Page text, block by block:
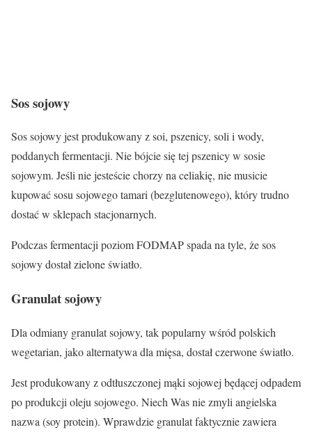
Sos sojowy
Sos sojowy jest produkowany z soi, pszenicy, soli i wody,
poddanych fermentacji. Nie bójcie się tej pszenicy w sosie
sojowym. Jeśli nie jesteście chorzy na celiakię, nie musicie
kupować sosu sojowego tamari (bezglutenowego), który trudno
dostać w sklepach stacjonarnych.
Podczas fermentacji poziom FODMAP spada na tyle, żesos
sojowydostał zielone światło.
Granulat sojowy
Dla odmiany granulat sojowy, tak popularny wśród polskich
wegetarian, jako alternatywa dla mięsa, dostał czerwone światło.
Jest produkowany z odtłuszczonej mąki sojowej będącej odpadem
po produkcji oleju sojowego. Niech Was nie zmyli angielska
nazwa (soy protein). Wprawdzie granulat faktycznie zawiera